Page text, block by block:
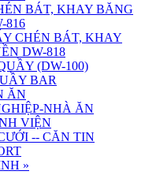
BÁT, KHAY BĂNG
816
CHÉN BÁT, KHAY
DW-818
(DW-100)
BAR
ĂN
NHÀ ĂN
VIỆN
-- CĂN TIN
»